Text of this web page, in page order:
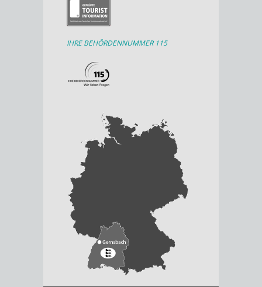
IHRE BEHÖRDENNUMMER 115